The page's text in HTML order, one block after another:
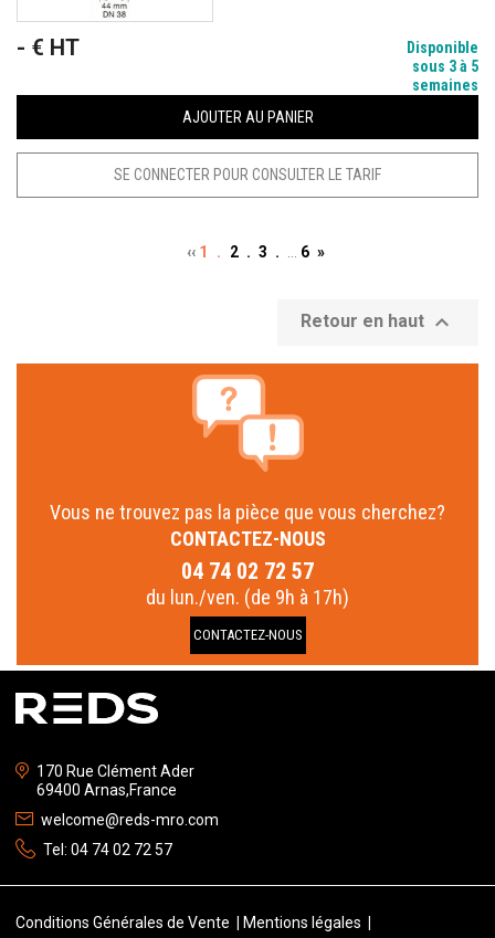
Prix
- € HT
Disponible
sous 3 à 5
semaines
AJOUTER AU PANIER
SE CONNECTER POUR CONSULTER LE TARIF
‹‹ 1 . 2 . 3 . 6 »
Retour en haut 
Vous ne trouvez pas la pièce que vous cherchez?
CONTACTEZ-NOUS
04 74 02 72 57
du lun./ven. (de 9h à 17h)
CONTACTEZ-NOUS
170 Rue Clément Ader
69400 Arnas,France
welcome@reds-mro.com
Tel: 04 74 02 72 57
Conditions Générales de Vente Mentions légales